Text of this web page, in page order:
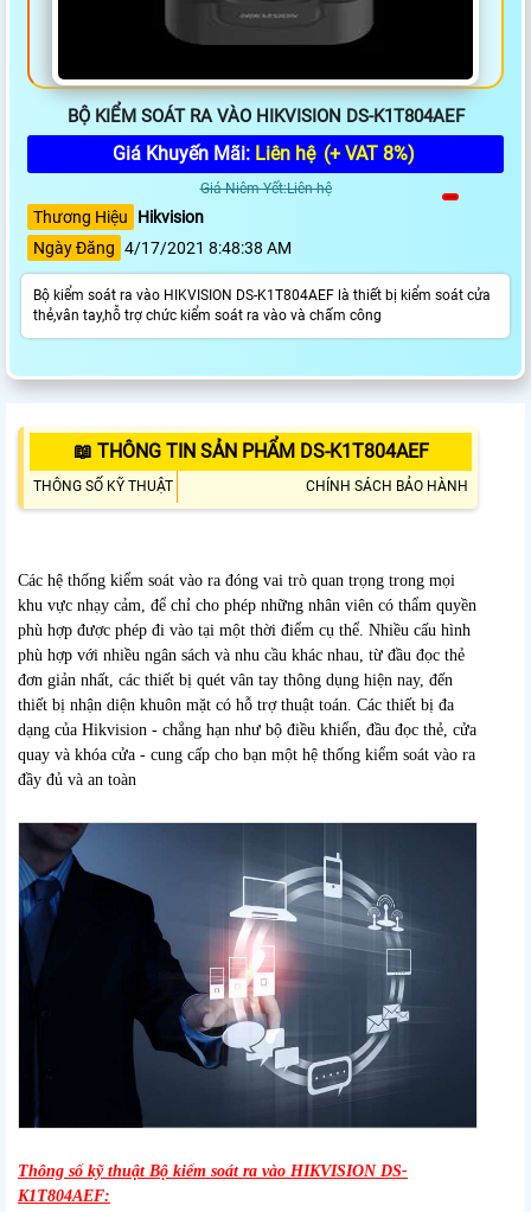
BỘ KIỂM SOÁT RA VÀO HIKVISION DS-K1T804AEF
Giá Khuyến Mãi: Liên hệ (+ VAT 8%)
Giá Niêm Yết:Liên hệ
Thương Hiệu
Hikvision
Ngày Đăng 4/17/2021 8:48:38 AM
Bộ kiểm soát ra vào HIKVISION DS-K1T804AEF là thiết bị kiểm soát cửa
thẻ,vân tay,hỗ trợ chức kiểm soát ra vào và chấm công
📖 THÔNG TIN SẢN PHẨM DS-K1T804AEF
THÔNG SỐ KỸ THUẬT CHÍNH SÁCH BẢO HÀNH
Các hệ thống kiểm soát vào ra đóng vai trò quan trọng trong mọi
khu vực nhạy cảm, để chỉ cho phép những nhân viên có thẩm quyền
phù hợp được phép đi vào tại một thời điểm cụ thể. Nhiều cấu hình
phù hợp với nhiều ngân sách và nhu cầu khác nhau, từ đầu đọc thẻ
đơn giản nhất, các thiết bị quét vân tay thông dụng hiện nay, đến
thiết bị nhận diện khuôn mặt có hỗ trợ thuật toán. Các thiết bị đa
dạng của Hikvision - chẳng hạn như bộ điều khiển, đầu đọc thẻ, cửa
quay và khóa cửa - cung cấp cho bạn một hệ thống kiểm soát vào ra
đầy đủ và an toàn
Thông số kỹ thuật Bộ kiểm soát ra vào HIKVISION DS-
K1T804AEF: